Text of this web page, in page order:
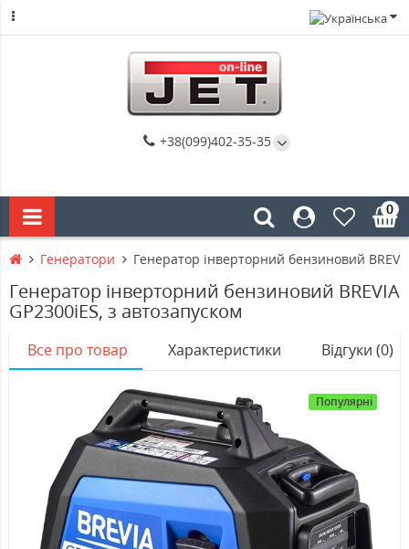
+38(099)402-35-35
0
Генератори Генератор інверторний бензиновий
Генератор інверторний бензиновий BREVIA
GP2300iES, з автозапуском
Все про товар Характеристики Відгуки (0)
Популярні